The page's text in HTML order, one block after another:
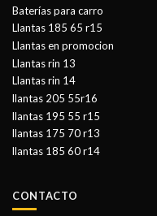
Baterías para carro
Llantas 185 65 r15
Llantas en promocion
Llantas rin 13
Llantas rin 14
llantas 205 55r16
llantas 195 55 r15
llantas 175 70 r13
llantas 185 60 r14
CONTACTO